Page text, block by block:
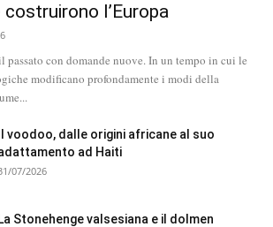
costruirono l’Europa
passato con domande nuove. In un tempo in cui le
modificano profondamente i modi della
Il voodoo, dalle origini africane al suo
ad Haiti
07/2026
La Stonehenge valsesiana e il dolmen